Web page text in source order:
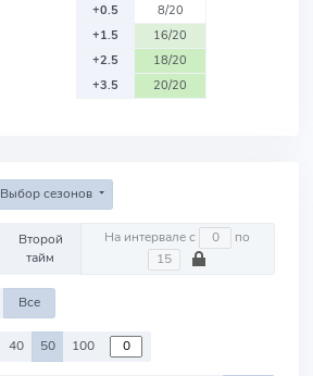
+0.5
8/20
+1.5
16/20
+2.5
18/20
+3.5
20/20
Выбор сезонов
Второй
тайм
На интервале с по
Все
40 50 100